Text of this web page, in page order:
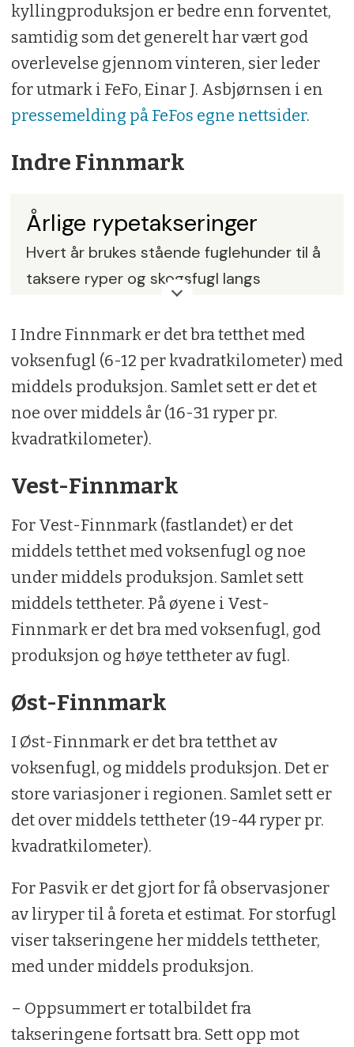
kyllingproduksjon er bedre enn forventet,
samtidig som det generelt har vært god
overlevelse gjennom vinteren, sier leder
for utmark i FeFo, Einar J. Asbjørnsen i en
pressemelding på FeFos egne nettsider.
Indre Finnmark
Årlige rypetakseringer
Hvert år brukes stående fuglehunder til å
taksere ryper og skogsfugl langs
hele landet.
Dataene registreres i Hønsefuglportalen,
som eies og driftes av Norsk institutt for
naturforskning (Nina). Også Universitet i
Innlandet (INN) bidrar med faglig utvikling
av portalen og analyse av innsamlede
data.
I Indre Finnmark er det bra tetthet med
voksenfugl (6-12 per kvadratkilometer) med
middels produksjon. Samlet sett er det et
noe over middels år (16-31 ryper pr.
kvadratkilometer).
Vest-Finnmark
For Vest-Finnmark (fastlandet) er det
middels tetthet med voksenfugl og noe
under middels produksjon. Samlet sett
middels tettheter. På øyene i Vest-
Finnmark er det bra med voksenfugl, god
produksjon og høye tettheter av fugl.
Øst-Finnmark
I Øst-Finnmark er det bra tetthet av
voksenfugl, og middels produksjon. Det er
store variasjoner i regionen. Samlet sett er
det over middels tettheter (19-44 ryper pr.
kvadratkilometer).
For Pasvik er det gjort for få observasjoner
av liryper til å foreta et estimat. For storfugl
viser takseringene her middels tettheter,
med under middels produksjon.
– Oppsummert er totalbildet fra
takseringene fortsatt bra. Sett opp mot